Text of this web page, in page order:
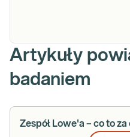
Artykuły
badaniem
Zespół Lowe'a – co to